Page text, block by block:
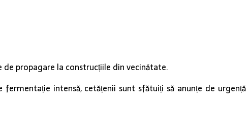
propagare la construcțiile din vecinătate.
intensă, cetățenii sunt sfătuiți să anunțe de urgență